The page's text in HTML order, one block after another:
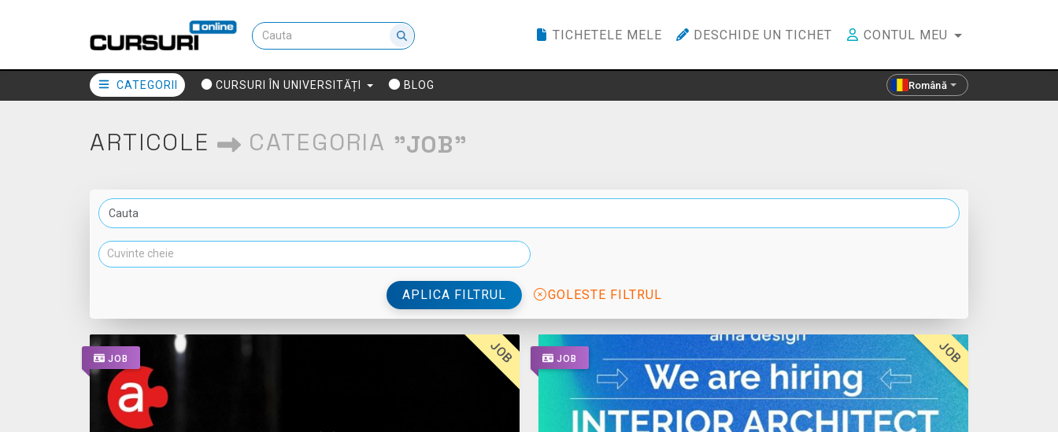
TICHETELE MELE DESCHIDE UN TICHET CONTUL MEU
CATEGORII CURSURI ÎN UNIVERSITĂȚI BLOG Română
ARTICOLE CATEGORIA "JOB"
APLICA FILTRUL GOLESTE FILTRUL
JOB JOB JOB JOB